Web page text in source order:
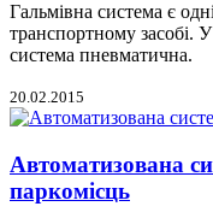
Гальмівна система є
транспортному засобі.
система пневматична.
20.02.2015
Автоматизована
паркомісць